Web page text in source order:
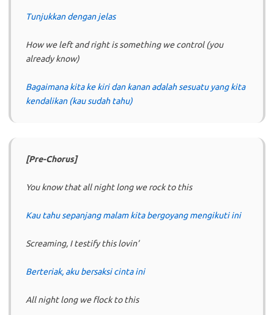
Tunjukkan dengan jelas
How we left and right is something we control (you
already know)
Bagaimana kita ke kiri dan kanan adalah sesuatu yang kita
kendalikan (kau sudah tahu)
[Pre-Chorus]
You know that all night long we rock to this
Kau tahu sepanjang malam kita bergoyang mengikuti ini
Screaming, I testify this lovin’
Berteriak, aku bersaksi cinta ini
All night long we flock to this